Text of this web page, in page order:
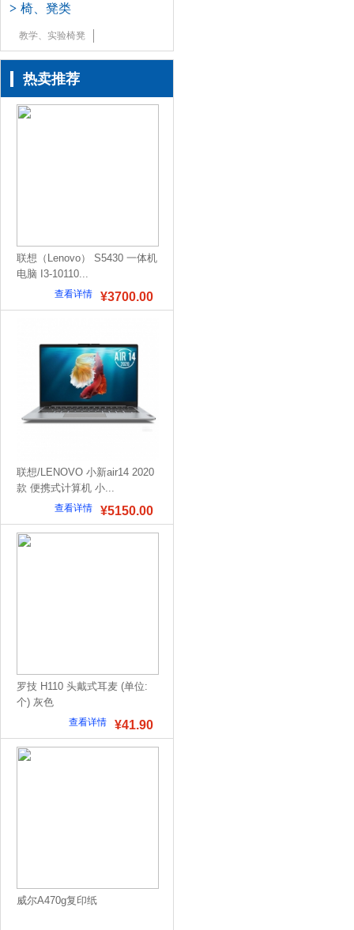
> 椅、凳类
教学、实验椅凳
热卖推荐
联想（Lenovo） S5430 一体机
电脑 I3-10110...
¥3700.00
查看详情
联想/LENOVO 小新air14 2020
款 便携式计算机 小...
¥5150.00
查看详情
罗技 H110 头戴式耳麦 (单位:
个) 灰色
¥41.90
查看详情
威尔A470g复印纸